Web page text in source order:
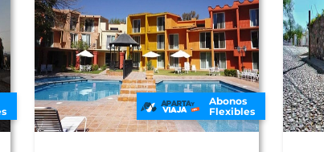
Abonos
Flexibles